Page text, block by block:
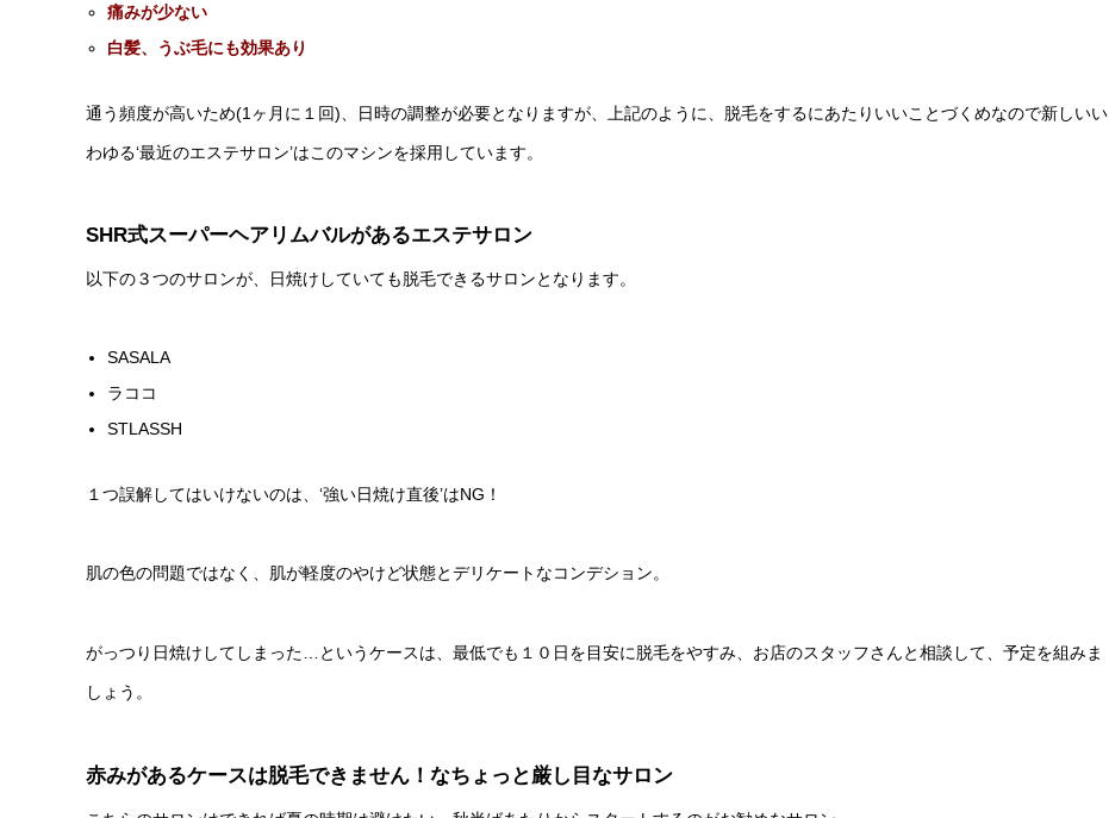
痛みが少ない
白髪、うぶ毛にも効果あり
通う頻度が高いため(1ヶ月に１回)、日時の調整が必要となりますが、上記のように、脱毛をするにあたりいいことづくめなので新しいい
わゆる‘最近のエステサロン’はこのマシンを採用しています。
SHR式スーパーヘアリムバルがあるエステサロン
以下の３つのサロンが、日焼けしていても脱毛できるサロンとなります。
SASALA
ラココ
STLASSH
１つ誤解してはいけないのは、‘強い日焼け直後’はNG！
肌の色の問題ではなく、肌が軽度のやけど状態とデリケートなコンデション。
がっつり日焼けしてしまった…というケースは、最低でも１０日を目安に脱毛をやすみ、お店のスタッフさんと相談して、予定を組みま
しょう。
赤みがあるケースは脱毛できません！なちょっと厳し目なサロン